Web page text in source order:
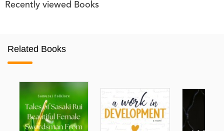
Recently viewed Books
Related Books